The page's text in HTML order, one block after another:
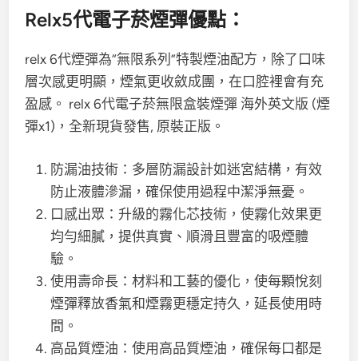
Relx5代電子菸煙彈優點：
relx 6代煙彈為“無限系列”特製煙油配方，除了口味
層次感更明顯，煙氣更收斂成團，在口腔裡會有充
盈感。 relx 6代電子菸無限盒裝煙彈 海外英文版 (煙
彈x1)，全新現貨發售, 原裝正版。
防漏油技術：多層防漏設計如迷宮結構，有效
防止液體滲漏，確保使用過程中潔淨無憂。
口感出眾：升級的霧化芯技術，使霧化效果更
均勻細膩，提供真實、順滑且豐富的吸煙體
驗。
使用壽命長：材料和工藝的優化，使每顆悅刻
煙彈釋放香氣和煙霧更穩定持久，延長使用時
間。
高品質煙油：使用高品質煙油，確保每口都是